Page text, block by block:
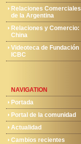
Relaciones Comerciales
de la Argentina
Relaciones y Comercio:
China
Videoteca de Fundación
ICBC
NAVIGATION
Portada
Portal de la comunidad
Actualidad
Cambios recientes